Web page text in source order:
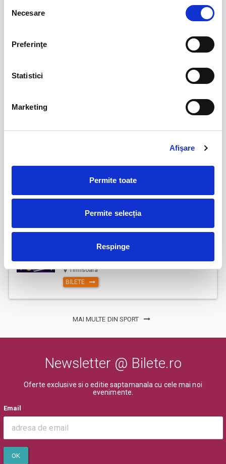
consimțământului
Necesare
Preferinţe
Statistici
Marketing
Afişare
Permite toate
Permite selecția
Respinge
05
iul
BILETE
iul
Timisoara
BILETE
MAI MULTE DIN SPORT
Newsletter @ Bilete.ro
Oferte exclusive si o editie saptamanala cu cele mai noi
evenimente.
Email
OK